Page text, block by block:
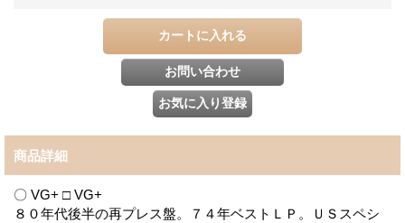
商品詳細
〇 VG+ □ VG+
８０年代後半の再プレス盤。７４年ベストＬＰ。ＵＳスペシ